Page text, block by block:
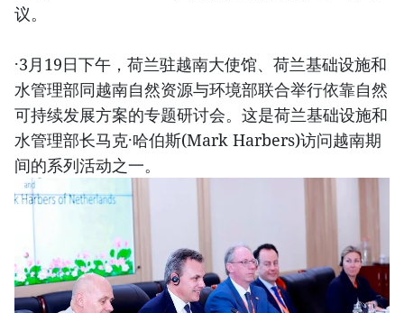
议。
·3月19日下午，荷兰驻越南大使馆、荷兰基础设施和
水管理部同越南自然资源与环境部联合举行依靠自然
可持续发展方案的专题研讨会。这是荷兰基础设施和
水管理部长马克·哈伯斯(Mark Harbers)访问越南期
间的系列活动之一。